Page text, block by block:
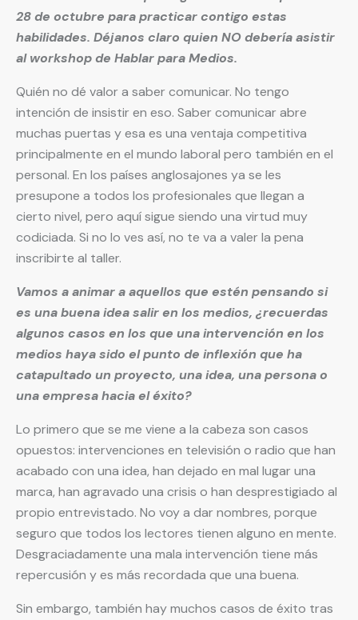
28 de octubre para practicar contigo estas
habilidades. Déjanos claro quien NO debería asistir
al workshop de Hablar para Medios.
Quién no dé valor a saber comunicar. No tengo
intención de insistir en eso. Saber comunicar abre
muchas puertas y esa es una ventaja competitiva
principalmente en el mundo laboral pero también en el
personal. En los países anglosajones ya se les
presupone a todos los profesionales que llegan a
cierto nivel, pero aquí sigue siendo una virtud muy
codiciada. Si no lo ves así, no te va a valer la pena
inscribirte al taller.
Vamos a animar a aquellos que estén pensando si
es una buena idea salir en los medios, ¿recuerdas
algunos casos en los que una intervención en los
medios haya sido el punto de inflexión que ha
catapultado un proyecto, una idea, una persona o
una empresa hacia el éxito?
Lo primero que se me viene a la cabeza son casos
opuestos: intervenciones en televisión o radio que han
acabado con una idea, han dejado en mal lugar una
marca, han agravado una crisis o han desprestigiado al
propio entrevistado. No voy a dar nombres, porque
seguro que todos los lectores tienen alguno en mente.
Desgraciadamente una mala intervención tiene más
repercusión y es más recordada que una buena.
Sin embargo, también hay muchos casos de éxito tras